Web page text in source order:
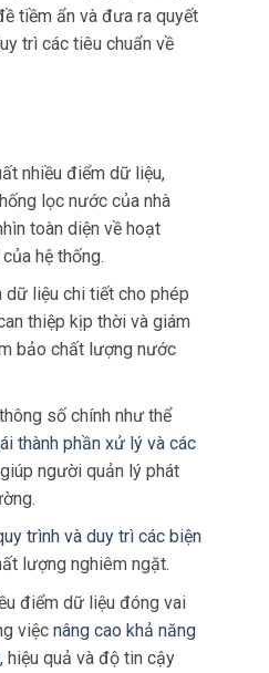
tiềm ẩn và đưa ra quyết
trì các tiêu chuẩn về
nhiều điểm dữ liệu,
lọc nước của nhà
toàn diện về hoạt
hệ thống.
dữ liệu chi tiết cho phép
thiệp kịp thời và giám
bảo chất lượng nước
số chính như thể
thành phần xử lý và các
người quản lý phát
trình và duy trì các biện
lượng nghiêm ngặt.
điểm dữ liệu đóng vai
việc nâng cao khả năng
, hiệu quả và độ tin cậy